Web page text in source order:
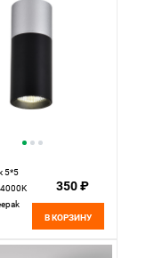
5*5
4000K
350 ₽
В КОРЗИНУ